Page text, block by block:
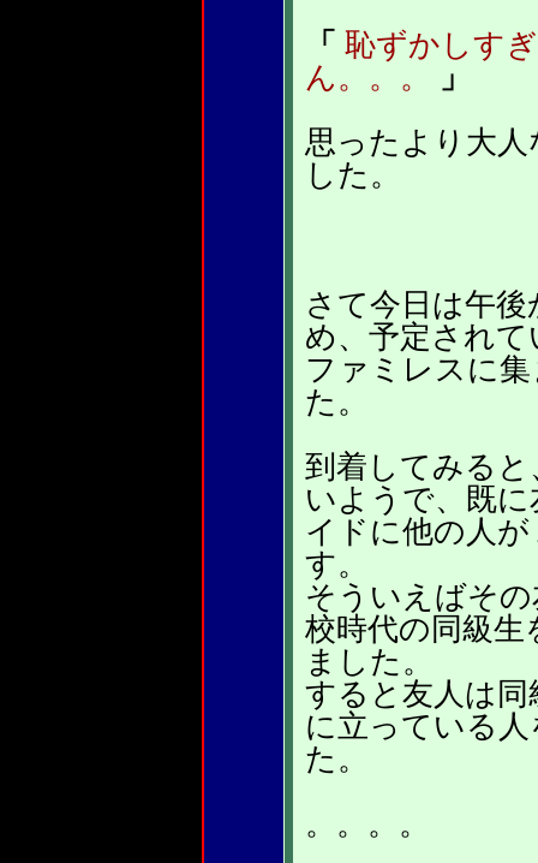
「 恥ずかしす
ん。。。 」
思ったより大
した。
さて今日は午
め、予定され
ファミレスに
た。
到着してみる
いようで、既
イドに他の人
す。
そういえばそ
校時代の同級
ました。
すると友人は
に立っている
た。
。。。。